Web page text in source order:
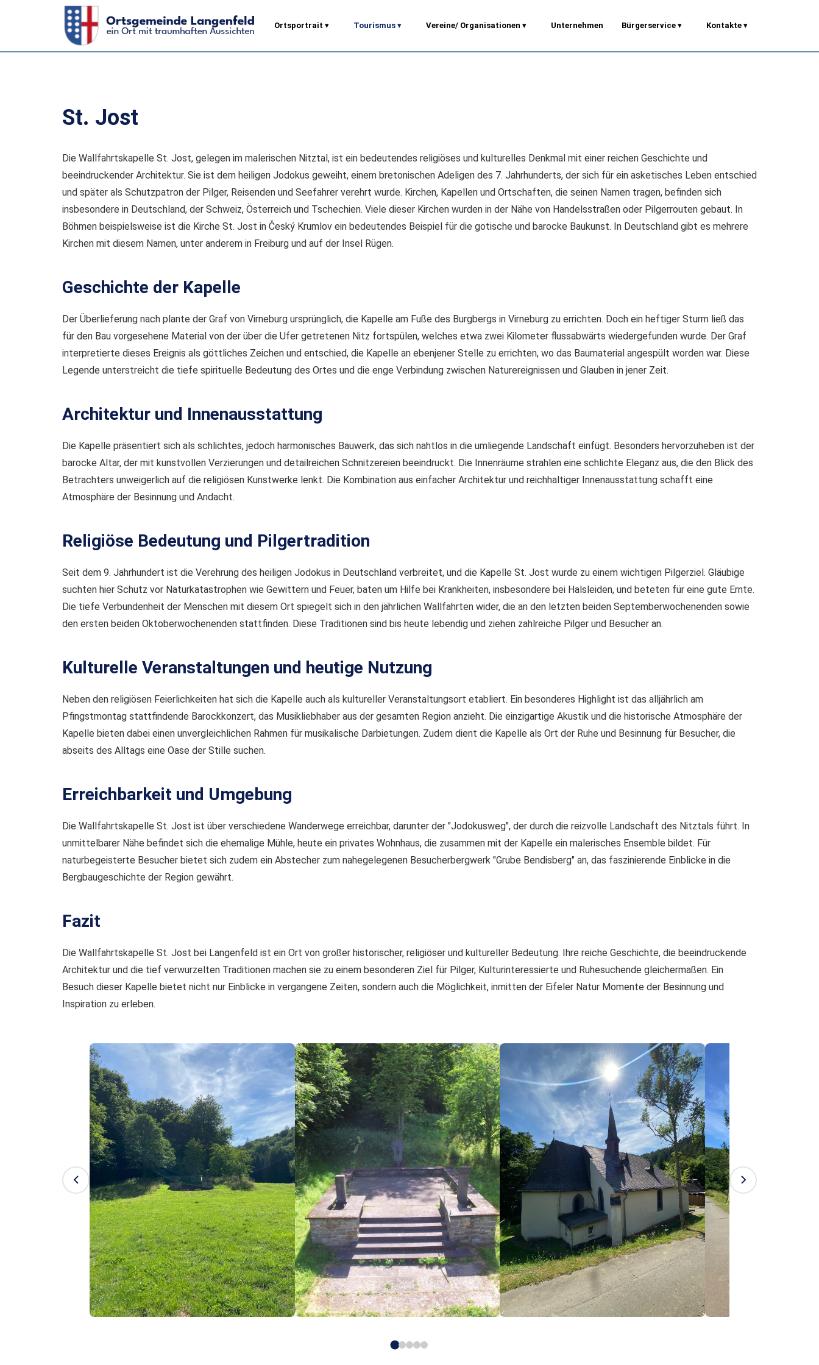
Ortsportrait ▾ Tourismus ▾ Vereine/ Organisationen ▾ Unternehmen Bürgerservice ▾ Kontakte ▾
St. Jost
Die Wallfahrtskapelle St. Jost, gelegen im malerischen Nitztal, ist ein bedeutendes religiöses und kulturelles Denkmal mit einer reichen Geschichte und
beeindruckender Architektur. Sie ist dem heiligen Jodokus geweiht, einem bretonischen Adeligen des 7. Jahrhunderts, der sich für ein asketisches Leben entschied
und später als Schutzpatron der Pilger, Reisenden und Seefahrer verehrt wurde. Kirchen, Kapellen und Ortschaften, die seinen Namen tragen, befinden sich
insbesondere in Deutschland, der Schweiz, Österreich und Tschechien. Viele dieser Kirchen wurden in der Nähe von Handelsstraßen oder Pilgerrouten gebaut. In
Böhmen beispielsweise ist die Kirche St. Jost in Český Krumlov ein bedeutendes Beispiel für die gotische und barocke Baukunst. In Deutschland gibt es mehrere
Kirchen mit diesem Namen, unter anderem in Freiburg und auf der Insel Rügen.
Geschichte der Kapelle
Der Überlieferung nach plante der Graf von Virneburg ursprünglich, die Kapelle am Fuße des Burgbergs in Virneburg zu errichten. Doch ein heftiger Sturm ließ das
für den Bau vorgesehene Material von der über die Ufer getretenen Nitz fortspülen, welches etwa zwei Kilometer flussabwärts wiedergefunden wurde. Der Graf
interpretierte dieses Ereignis als göttliches Zeichen und entschied, die Kapelle an ebenjener Stelle zu errichten, wo das Baumaterial angespült worden war. Diese
Legende unterstreicht die tiefe spirituelle Bedeutung des Ortes und die enge Verbindung zwischen Naturereignissen und Glauben in jener Zeit.
Architektur und Innenausstattung
Die Kapelle präsentiert sich als schlichtes, jedoch harmonisches Bauwerk, das sich nahtlos in die umliegende Landschaft einfügt. Besonders hervorzuheben ist der
barocke Altar, der mit kunstvollen Verzierungen und detailreichen Schnitzereien beeindruckt. Die Innenräume strahlen eine schlichte Eleganz aus, die den Blick des
Betrachters unweigerlich auf die religiösen Kunstwerke lenkt. Die Kombination aus einfacher Architektur und reichhaltiger Innenausstattung schafft eine
Atmosphäre der Besinnung und Andacht.
Religiöse Bedeutung und Pilgertradition
Seit dem 9. Jahrhundert ist die Verehrung des heiligen Jodokus in Deutschland verbreitet, und die Kapelle St. Jost wurde zu einem wichtigen Pilgerziel. Gläubige
suchten hier Schutz vor Naturkatastrophen wie Gewittern und Feuer, baten um Hilfe bei Krankheiten, insbesondere bei Halsleiden, und beteten für eine gute Ernte.
Die tiefe Verbundenheit der Menschen mit diesem Ort spiegelt sich in den jährlichen Wallfahrten wider, die an den letzten beiden Septemberwochenenden sowie
den ersten beiden Oktoberwochenenden stattfinden. Diese Traditionen sind bis heute lebendig und ziehen zahlreiche Pilger und Besucher an.
Kulturelle Veranstaltungen und heutige Nutzung
Neben den religiösen Feierlichkeiten hat sich die Kapelle auch als kultureller Veranstaltungsort etabliert. Ein besonderes Highlight ist das alljährlich am
Pfingstmontag stattfindende Barockkonzert, das Musikliebhaber aus der gesamten Region anzieht. Die einzigartige Akustik und die historische Atmosphäre der
Kapelle bieten dabei einen unvergleichlichen Rahmen für musikalische Darbietungen. Zudem dient die Kapelle als Ort der Ruhe und Besinnung für Besucher, die
abseits des Alltags eine Oase der Stille suchen.
Erreichbarkeit und Umgebung
Die Wallfahrtskapelle St. Jost ist über verschiedene Wanderwege erreichbar, darunter der "Jodokusweg", der durch die reizvolle Landschaft des Nitztals führt. In
unmittelbarer Nähe befindet sich die ehemalige Mühle, heute ein privates Wohnhaus, die zusammen mit der Kapelle ein malerisches Ensemble bildet. Für
naturbegeisterte Besucher bietet sich zudem ein Abstecher zum nahegelegenen Besucherbergwerk "Grube Bendisberg" an, das faszinierende Einblicke in die
Bergbaugeschichte der Region gewährt.
Fazit
Die Wallfahrtskapelle St. Jost bei Langenfeld ist ein Ort von großer historischer, religiöser und kultureller Bedeutung. Ihre reiche Geschichte, die beeindruckende
Architektur und die tief verwurzelten Traditionen machen sie zu einem besonderen Ziel für Pilger, Kulturinteressierte und Ruhesuchende gleichermaßen. Ein
Besuch dieser Kapelle bietet nicht nur Einblicke in vergangene Zeiten, sondern auch die Möglichkeit, inmitten der Eifeler Natur Momente der Besinnung und
Inspiration zu erleben.